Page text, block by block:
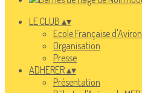
LE CLUB ▴▾
Ecole Française d'Aviron
Organisation
Presse
ADHERER▴▾
Présentation